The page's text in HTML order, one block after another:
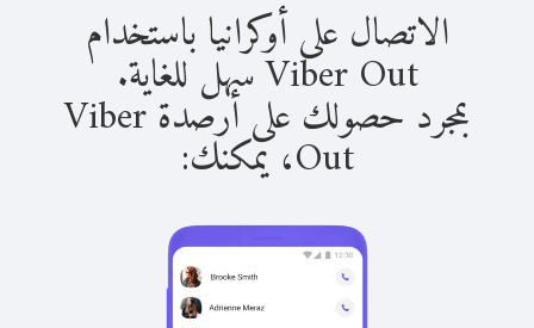
الاتصال على أوكرانيا باستخدام
Viber Out سهل للغاية.
بمجرد حصولك على أرصدة Viber
Out، يمكنك: